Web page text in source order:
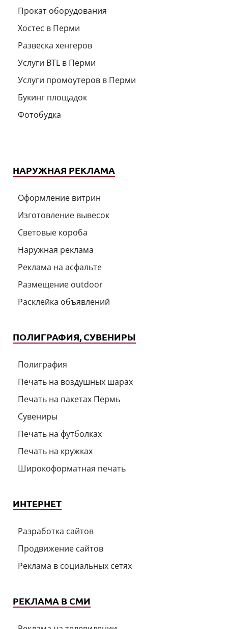
Прокат оборудования
Хостес в Перми
Развеска хенгеров
Услуги BTL в Перми
Услуги промоутеров в Перми
Букинг площадок
Фотобудка
НАРУЖНАЯ РЕКЛАМА
Оформление витрин
Изготовление вывесок
Световые короба
Наружная реклама
Реклама на асфальте
Размещение outdoor
Расклейка объявлений
ПОЛИГРАФИЯ, СУВЕНИРЫ
Полиграфия
Печать на воздушных шарах
Печать на пакетах Пермь
Сувениры
Печать на футболках
Печать на кружках
Широкоформатная печать
ИНТЕРНЕТ
Разработка сайтов
Продвижение сайтов
Реклама в социальных сетях
РЕКЛАМА В СМИ